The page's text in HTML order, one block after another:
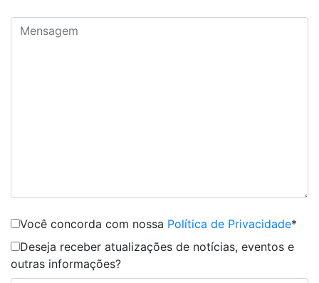
Você concorda com nossa Política de Privacidade*
Deseja receber atualizações de notícias, eventos e
outras informações?